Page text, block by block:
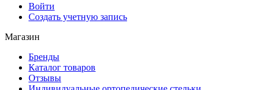
Войти
Создать учетную запись
Магазин
Бренды
Каталог товаров
Отзывы